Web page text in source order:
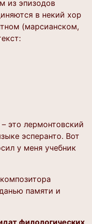
из эпизодов
в некий хор
(марсианском,
это лермонтовский
эсперанто. Вот
у меня учебник
памяти и
филологических